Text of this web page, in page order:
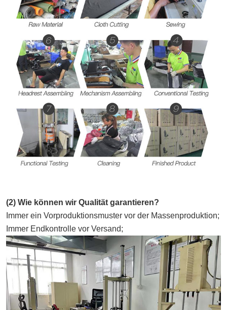
(2) Wie können wir Qualität garantieren?
Immer ein Vorproduktionsmuster vor der Massenproduktion;
Immer Endkontrolle vor Versand;